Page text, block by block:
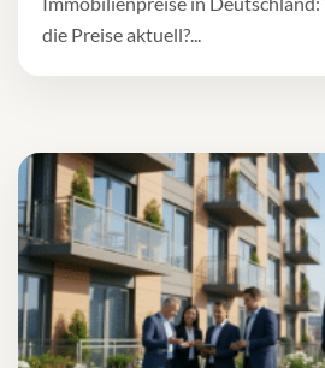
die Preise aktuell?...